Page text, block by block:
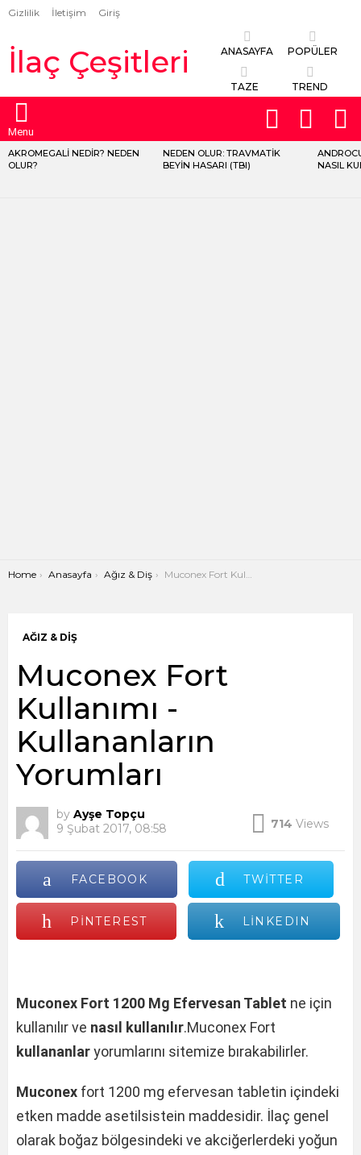
Gizlilik İletişim Giriş
İlaç Çeşitleri ANASAYFA POPÜLER
TAZE TREND
Menu
SWITCH
SKIN
LATEST
STORIES
AKROMEGALI NEDIR? NEDEN
OLUR?
NEDEN OLUR: TRAVMATIK
BEYIN HASARI (TBI)
NASIL
You are here:
Home Anasayfa Ağız & Diş Muconex Fort Kullanımı -Kullananların Yorumları
AĞIZ & DIŞ
Muconex Fort
Kullanımı -
Kullananların
Yorumları
by Ayşe Topçu
9 Şubat 2017, 08:58
714 Views
FACEBOOK TWITTER
PINTEREST LINKEDIN
Muconex Fort 1200 Mg Efervesan Tablet ne için
kullanılır ve nasıl kullanılır.Muconex Fort
kullananlaryorumlarını sitemize bırakabilirler.
Muconex fort 1200 mg efervesan tabletin içindeki
etken madde asetilsistein maddesidir. İlaç genel
olarak boğaz bölgesindeki ve akciğerlerdeki yoğun